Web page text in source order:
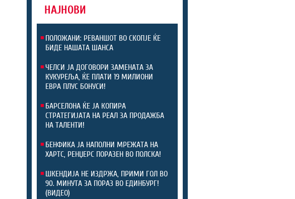
НАЈНОВИ
ПОЛОЖАНИ: РЕВАНШОТ ВО СКОПЈЕ ЌЕ
БИДЕ НАШАТА ШАНСА
ЧЕЛСИ ЈА ДОГОВОРИ ЗАМЕНАТА ЗА
КУКУРЕЉА, ЌЕ ПЛАТИ 19 МИЛИОНИ
ЕВРА ПЛУС БОНУСИ!
БАРСЕЛОНА ЌЕ ЈА КОПИРА
СТРАТЕГИЈАТА НА РЕАЛ ЗА ПРОДАЖБА
НА ТАЛЕНТИ!
БЕНФИКА ЈА НАПОЛНИ МРЕЖАТА НА
ХАРТС, РЕНЏЕРС ПОРАЗЕН ВО ПОЛСКА!
ШКЕНДИЈА НЕ ИЗДРЖА, ПРИМИ ГОЛ ВО
90. МИНУТА ЗА ПОРАЗ ВО ЕДИНБУРГ!
(ВИДЕО)